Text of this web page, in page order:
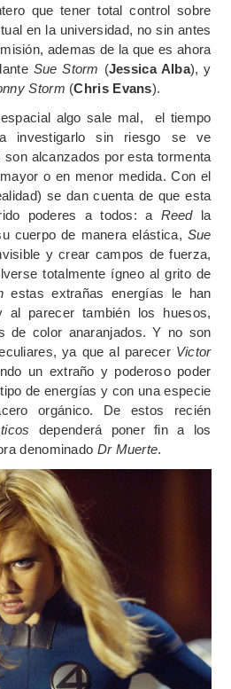
que tener total control sobre
en la universidad, no sin antes
ademas de la que es ahora
Sue Storm (Jessica Alba), y
Storm (Chris Evans).
algo sale mal, el tiempo
investigarlo sin riesgo se ve
alcanzados por esta tormenta
o en menor medida. Con el
se dan cuenta de que esta
poderes a todos: a Reedla
cuerpo de manera elástica, Sue
y crear campos de fuerza,
totalmente ígneo al grito de
estas extrañas energías le han
al parecer también los huesos,
de color anaranjados. Y no son
ya que al parecer Victor
un extraño y poderoso poder
de energías y con una especie
orgánico. De estos recién
dependerá poner fin a los
denominado Dr Muerte.